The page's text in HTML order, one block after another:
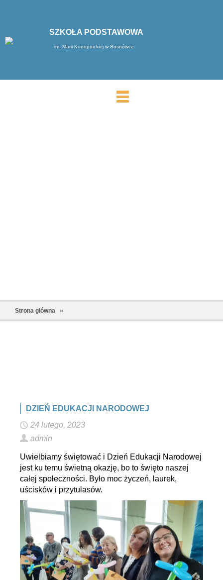
SZKOŁA PODSTAWOWA
im. Marii Konopnickiej w Sosnówce
Strona główna
DZIEŃ EDUKACJI NARODOWEJ
24 lutego, 2023
admin
Uwielbiamy świętować i Dzień Edukacji Narodowej
jest ku temu świetną okazję, bo to święto naszej
całej społeczności. Było moc życzeń, laurek,
uścisków i przytulasów.